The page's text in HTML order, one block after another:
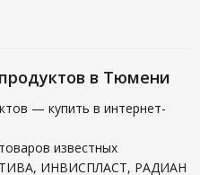
в Тюмени
— купить в интернет-
известных
ИНВИСПЛАСТ, РАДИАН